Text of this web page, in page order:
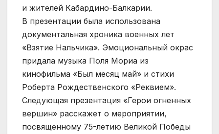
и жителей Кабардино-Балкарии.
В презентации была использована
документальная хроника военных лет
«Взятие Нальчика». Эмоциональный окрас
придала музыка Поля Мориа из
кинофильма «Был месяц май» и стихи
Роберта Рождественского «Реквием».
Следующая презентация «Герои огненных
вершин» расскажет о мероприятии,
посвященному 75-летию Великой Победы